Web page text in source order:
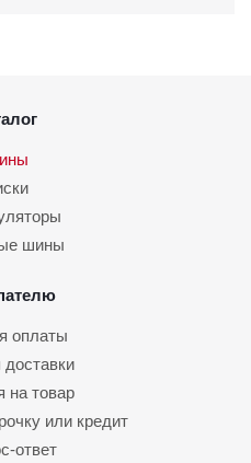
шины
оплаты
на товар
или кредит
ответ